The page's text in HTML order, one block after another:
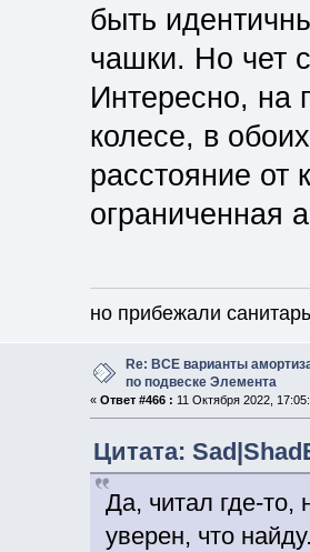
быть
чашки. Но чет
Интересно, на
колесе, в
расстояние от
ограниченная
но прибежали
Re: ВСЕ варианты
по подвеске Элемента
«Ответ #466 : 11 Октября 2022,
Цитата:
Да, читал где-то,
уверен, что